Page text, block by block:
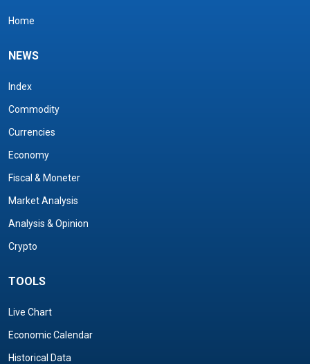
Home
NEWS
Index
Commodity
Currencies
Economy
Fiscal & Moneter
Market Analysis
Analysis & Opinion
Crypto
TOOLS
Live Chart
Economic Calendar
Historical Data